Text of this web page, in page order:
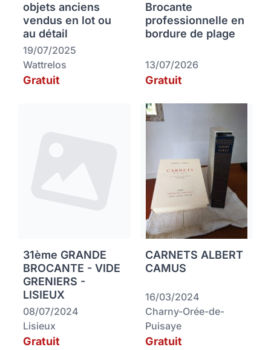
objets anciens
vendus en lot ou
au détail
19/07/2025
Wattrelos
Gratuit
Brocante
professionnelle en
bordure de plage
13/07/2026
Gratuit
31ème GRANDE
BROCANTE - VIDE
GRENIERS -
LISIEUX
08/07/2024
Lisieux
Gratuit
CARNETS ALBERT
CAMUS
16/03/2024
Charny-Orée-de-
Puisaye
Gratuit